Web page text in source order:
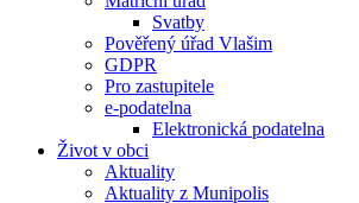
Svatby
Pověřený úřad Vlašim
GDPR
Pro zastupitele
e-podatelna
Elektronická podatelna
Život v obci
Aktuality
Aktuality z Munipolis